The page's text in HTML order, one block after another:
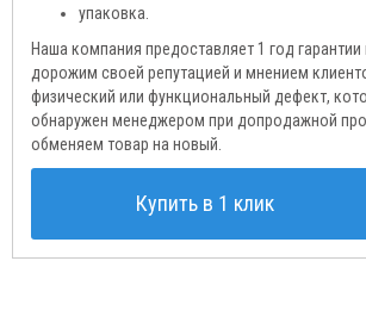
упаковка.
Наша компания предоставляет 1 год
дорожим своей репутацией и мнением
физический или функциональный дефект,
обнаружен менеджером при допродажной
обменяем товар на новый.
Купить в 1 клик